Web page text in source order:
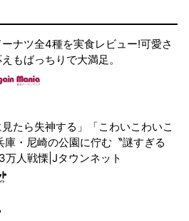
ーナツ全4種を実食レビュー!可愛さ
もばっちりで大満足。
見たら失神する」「こわいこわいこ
庫・尼崎の公園に佇む〝謎すぎる
万人戦慄|Jタウンネット